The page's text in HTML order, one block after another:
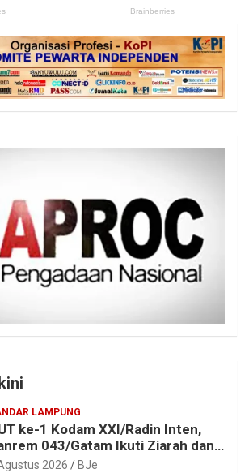
LAMPUNG
ke-1 Kodam XXI/Radin Inten,
043/Gatam Ikuti Ziarah dan
Kesehatan
2026 BJe